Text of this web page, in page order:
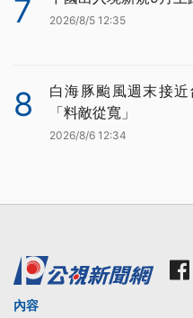
7 2026/8/5 12:35
8
白海豚颱風週末接
「料敵從寬」
2026/8/6 12:34
內容